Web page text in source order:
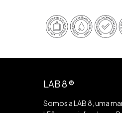
LAB 8 ®
Somos a LAB 8, uma